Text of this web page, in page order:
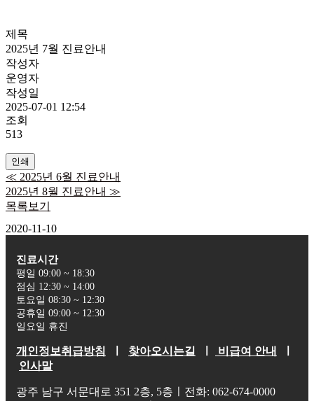
제목
2025년 7월 진료안내
작성자
운영자
작성일
2025-07-01 12:54
조회
513
인쇄
≪ 2025년 6월 진료안내
2025년 8월 진료안내 ≫
목록보기
2020-11-10
진료시간
평일 09:00 ~ 18:30
점심 12:30 ~ 14:00
토요일 08:30 ~ 12:30
공휴일 09:00 ~ 12:30
일요일 휴진
개인정보취급방침 찾아오시는길 비급여 안내
인사말
광주 남구 서문대로 351 2층, 5층ㅣ전화: 062-674-0000